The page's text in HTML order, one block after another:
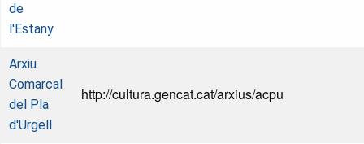
de
l'Estany
Arxiu
Comarcal
del Pla
d'Urgell
http://cultura.gencat.cat/arxius/acpu